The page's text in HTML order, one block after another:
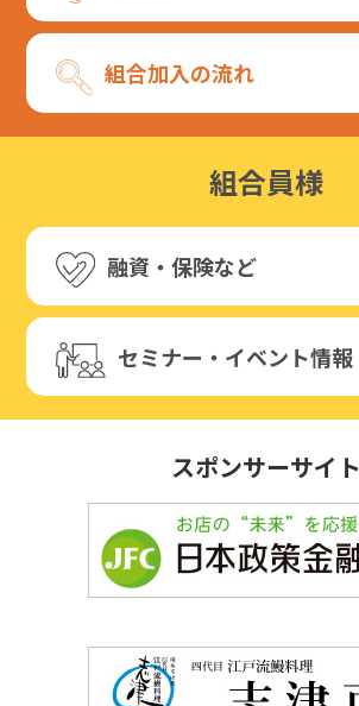
組合加入の流れ
組合員様
融資・保険など
セミナー・イベント情報
スポンサーサイト